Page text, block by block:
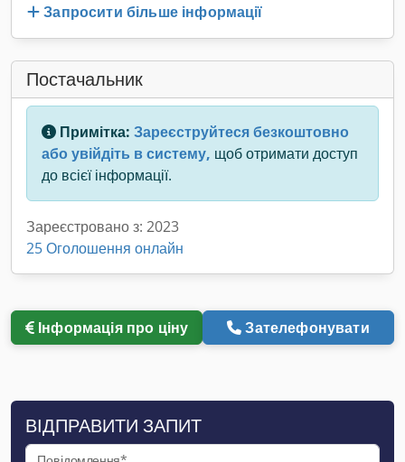
Запросити більше інформації
Постачальник
Примітка: Зареєструйтеся безкоштовно
або увійдіть в систему, щоб отримати доступ
до всієї інформації.
Зареєстровано з: 2023
25 Оголошення онлайн
Інформація про ціну Зателефонувати
ВІДПРАВИТИ ЗАПИТ